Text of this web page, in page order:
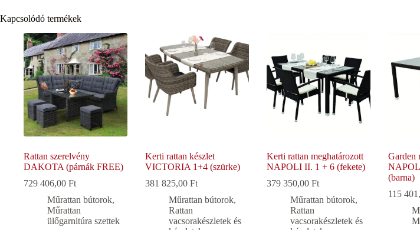
Kapcsolódó termékek
Rattan szerelvény
DAKOTA (párnák FREE)
729 406,00 Ft
Műrattan bútorok,
Műrattan
ülőgarnitúra szettek
Kerti rattan készlet
VICTORIA 1+4 (szürke)
381 825,00Ft
Műrattan bútorok,
Rattan
vacsorakészletek és
Kerti rattan meghatározott
NAPOLI II. 1 + 6 (fekete)
379 350,00Ft
Műrattan bútorok,
Rattan
vacsorakészletek és
Garden
(barna)
115